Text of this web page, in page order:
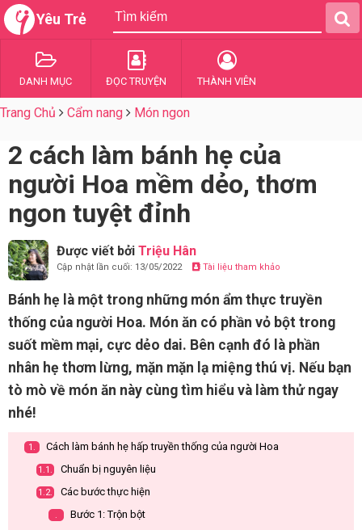
Yêu Trẻ
DANH MỤC ĐỌC TRUYỆN THÀNH VIÊN
Trang Chủ Cẩm nang Món ngon
2 cách làm bánh hẹ của
người Hoa mềm dẻo, thơm
ngon tuyệt đỉnh
Được viết bởi Triệu Hân
Cập nhật lần cuối: 13/05/2022 Tài liệu tham khảo
Bánh hẹ là một trong những món ẩm thực truyền
thống của người Hoa. Món ăn có phần vỏ bột trong
suốt mềm mại, cực dẻo dai. Bên cạnh đó là phần
nhân hẹ thơm lừng, mặn mặn lạ miệng thú vị. Nếu bạn
tò mò về món ăn này cùng tìm hiểu và làm thử ngay
nhé!
1. Cách làm bánh hẹ hấp truyền thống của người Hoa
1.1. Chuẩn bị nguyên liệu
1.2. Các bước thực hiện
. Bước 1: Trộn bột